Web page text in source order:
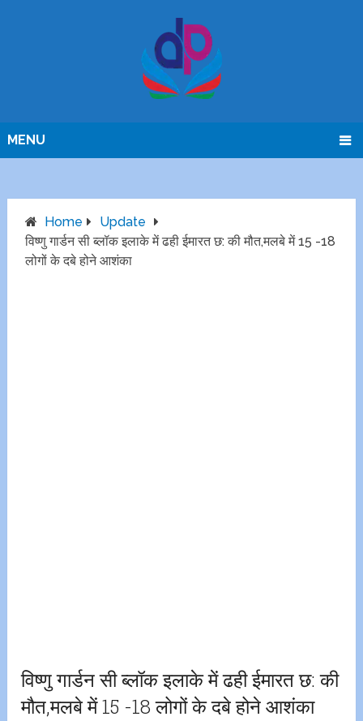
MENU
Home
Update
विष्णु गार्डन सी ब्लॉक इलाके में ढही ईमारत छ: की मौत,मलबे में 15 -18
लोगों के दबे होने आशंका
विष्णु गार्डन सी ब्लॉक इलाके में ढही ईमारत छ: की
मौत,मलबे में 15 -18 लोगों के दबे होने आशंका